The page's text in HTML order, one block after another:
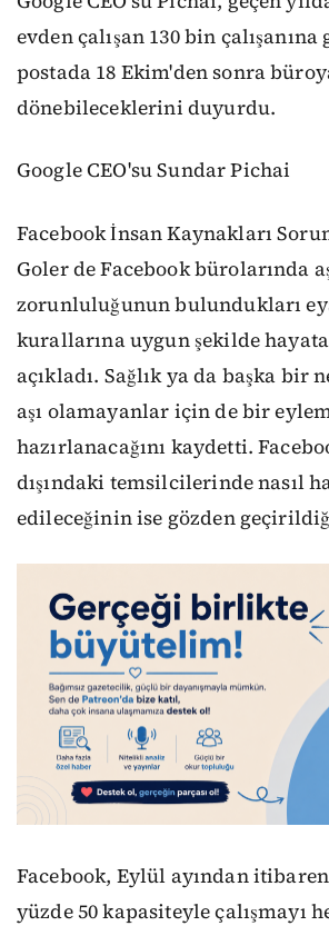
evden çalışan 130 bin
postada 18 Ekim'den sonra
dönebileceklerini duyurdu.
Google CEO'su Sundar Pichai
Facebook İnsan Kaynakları
Goler de Facebook bürolarında
zorunluluğunun bulundukları
kurallarına uygun şekilde
açıkladı. Sağlık ya da başka bir
aşı olamayanlar için de bir
hazırlanacağını kaydetti.
dışındaki temsilcilerinde nasıl
edileceğinin ise gözden
Facebook, Eylül ayından
yüzde 50 kapasiteyle çalışmayı